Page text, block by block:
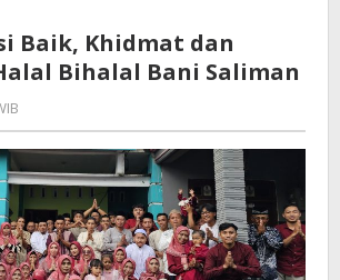
Khidmat
dan
Keseruan
Bani
Saliman
Baik, Khidmat dan
Bihalal Bani Saliman
Hardy